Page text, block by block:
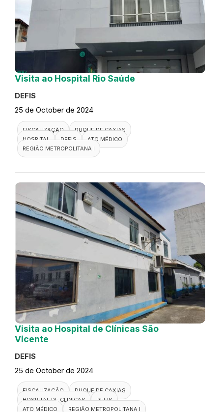
Visita ao Hospital Rio Saúde
DEFIS
25 de October de 2024
FISCALIZAÇÃO
DUQUE DE CAXIAS
HOSPITAL
DEFIS
ATO MÉDICO
REGIÃO METROPOLITANA I
Visita ao Hospital de Clínicas São
Vicente
DEFIS
25 de October de 2024
FISCALIZAÇÃO
DUQUE DE CAXIAS
HOSPITAL DE CLINICAS
DEFIS
ATO MÉDICO
REGIÃO METROPOLITANA I